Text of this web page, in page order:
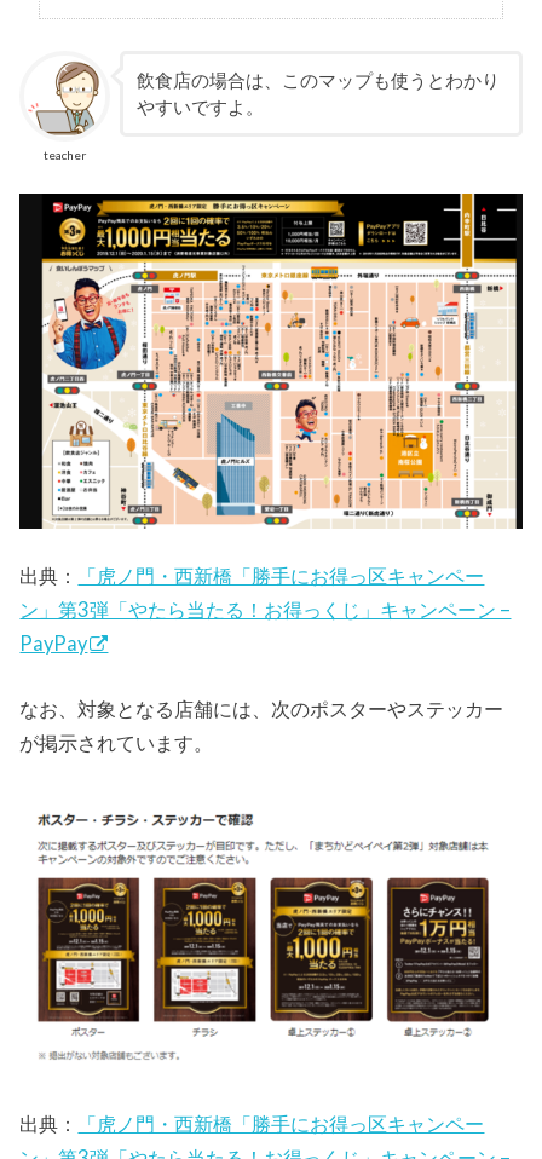
teacher
飲食店の場合は、このマップも使うとわかり
やすいですよ。
出典：
「虎ノ門・西新橋「勝手にお得っ区キャンペー
ン」第3弾「やたら当たる！お得っくじ」キャンペーン –
PayPay
なお、対象となる店舗には、次のポスターやステッカー
が掲示されています。
出典：
「虎ノ門・西新橋「勝手にお得っ区キャンペー